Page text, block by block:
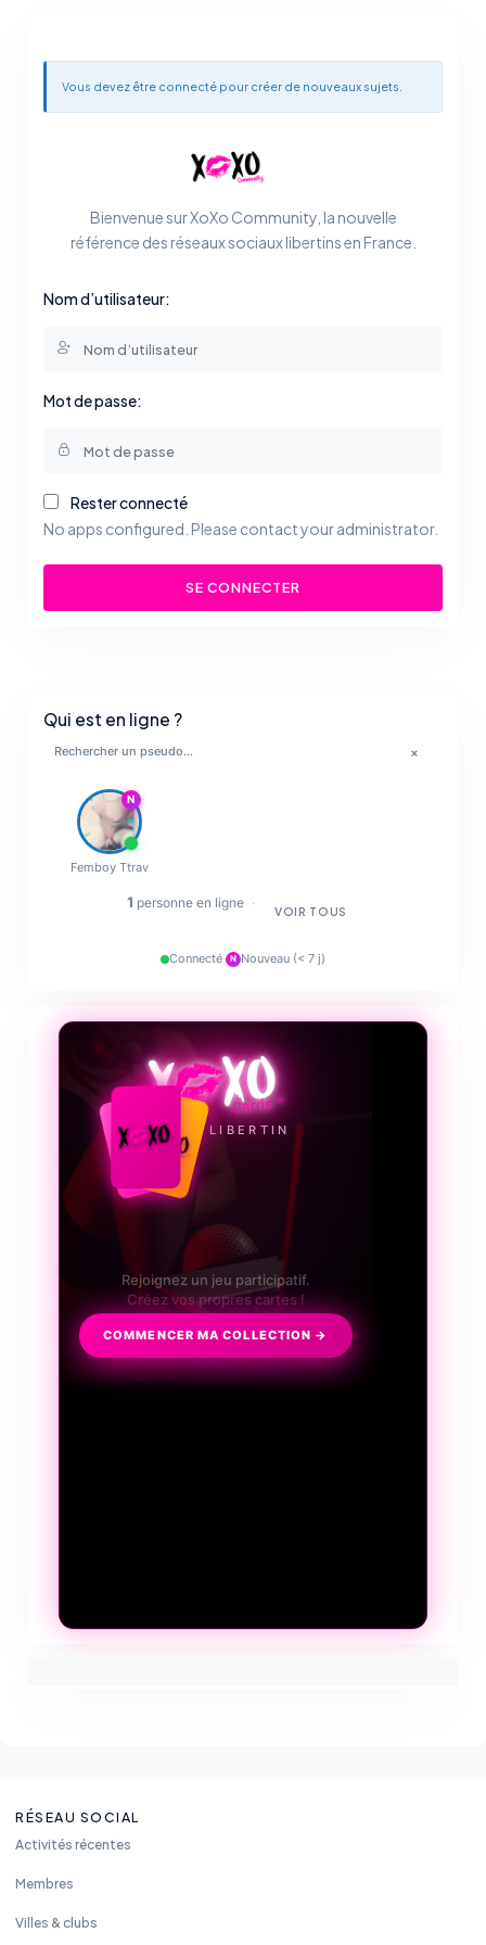
Vous devez être connecté pour créer de nouveaux sujets.
Bienvenue sur XoXo Community, la nouvelle
référence des réseaux sociaux libertins en France.
Nom d’utilisateur:
Mot de passe:
Rester connecté
No apps configured. Please contact your administrator.
SE CONNECTER
Qui est en ligne ?
×
N
Femboy Ttrav
1 personne en ligne ·
VOIR TOUS
Connecté· N Nouveau (< 7 j)
💋
❤️‍🔥
LE JEU LIBERTIN
Collectionnez, échangez, discutez
et surtout frissonnez...
COMMENCER MA COLLECTION →
RÉSEAU SOCIAL
Activités récentes
Membres
Villes & clubs